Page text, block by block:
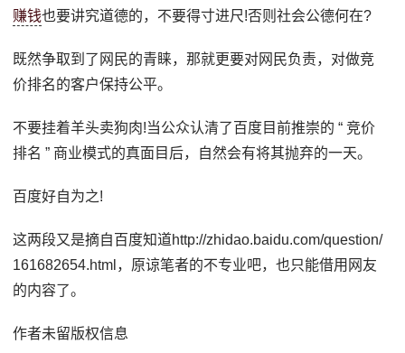
赚钱也要讲究道德的，不要得寸进尺!否则社会公德何在?
既然争取到了网民的青睐，那就更要对网民负责，对做竞
价排名的客户保持公平。
不要挂着羊头卖狗肉!当公众认清了百度目前推崇的 “ 竞价
排名 ” 商业模式的真面目后，自然会有将其抛弃的一天。
百度好自为之!
这两段又是摘自百度知道http://zhidao.baidu.com/question/
161682654.html，原谅笔者的不专业吧，也只能借用网友
的内容了。
作者未留版权信息